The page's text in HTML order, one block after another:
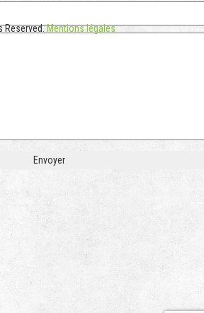
Reserved.Mentions légales